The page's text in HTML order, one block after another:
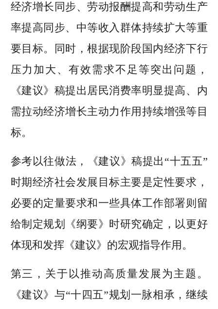
经济增长同步、劳动报酬提高和劳动生产
率提高同步、中等收入群体持续扩大等重
要目标。同时，根据现阶段国内经济下行
压力加大、有效需求不足等突出问题，
《建议》稿提出居民消费率明显提高、内
需拉动经济增长主动力作用持续增强等目
标。
参考以往做法，《建议》稿提出“十五五”
时期经济社会发展目标主要是定性要求，
必要的定量要求和一些具体工作部署则留
给制定规划《纲要》时研究确定，以更好
体现和发挥《建议》的宏观指导作用。
第三，关于以推动高质量发展为主题。
《建议》与“十四五”规划一脉相承，继续